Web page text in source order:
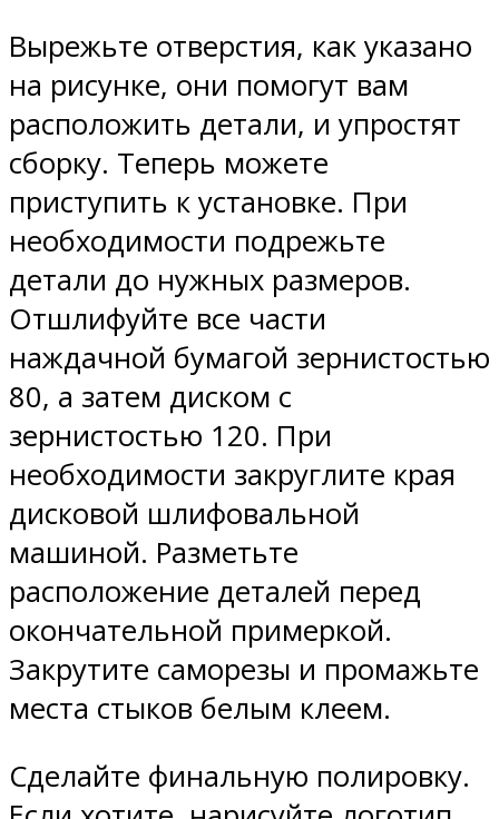
Вырежьте отверстия, как указано
на рисунке, они помогут вам
расположить детали, и упростят
сборку. Теперь можете
приступить к установке. При
необходимости подрежьте
детали до нужных размеров.
Отшлифуйте все части
наждачной бумагой зернистостью
80, а затем диском с
зернистостью 120. При
необходимости закруглите края
дисковой шлифовальной
машиной. Разметьте
расположение деталей перед
окончательной примеркой.
Закрутите саморезы и промажьте
места стыков белым клеем.
Сделайте финальную полировку.